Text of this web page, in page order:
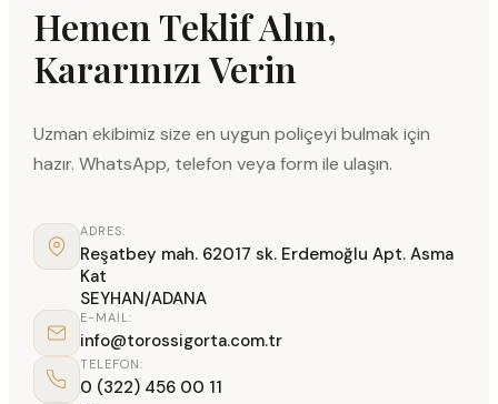
Hemen Teklif Alın,
Kararınızı Verin
Uzman ekibimiz size en uygun poliçeyi bulmak için
hazır. WhatsApp, telefon veya form ile ulaşın.
ADRES:
Reşatbey mah. 62017 sk. Erdemoğlu Apt. Asma
Kat
SEYHAN/ADANA
E-MAIL:
info@torossigorta.com.tr
TELEFON:
0 (322) 456 00 11